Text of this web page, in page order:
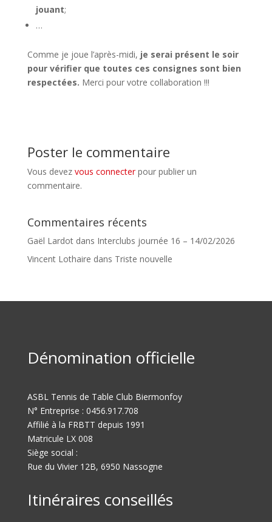
jouant;
…
Comme je joue l’après-midi, je serai présent le soir
pour vérifier que toutes ces consignes sont bien
respectées. Merci pour votre collaboration !!!
Poster le commentaire
Vous devez vous connecterpour publier un
commentaire.
Commentaires récents
Gaël Lardotdans Interclubs journée 16 – 14/02/2026
Vincent Lothaire dans Triste nouvelle
Dénomination officielle
ASBL Tennis de Table Club Biermonfoy
N° Entreprise : 0456.917.708
Affilié à la FRBTT depuis 1991
Matricule LX 008
Siège social :
Rue du Vivier 12B, 6950 Nassogne
Itinéraires conseillés